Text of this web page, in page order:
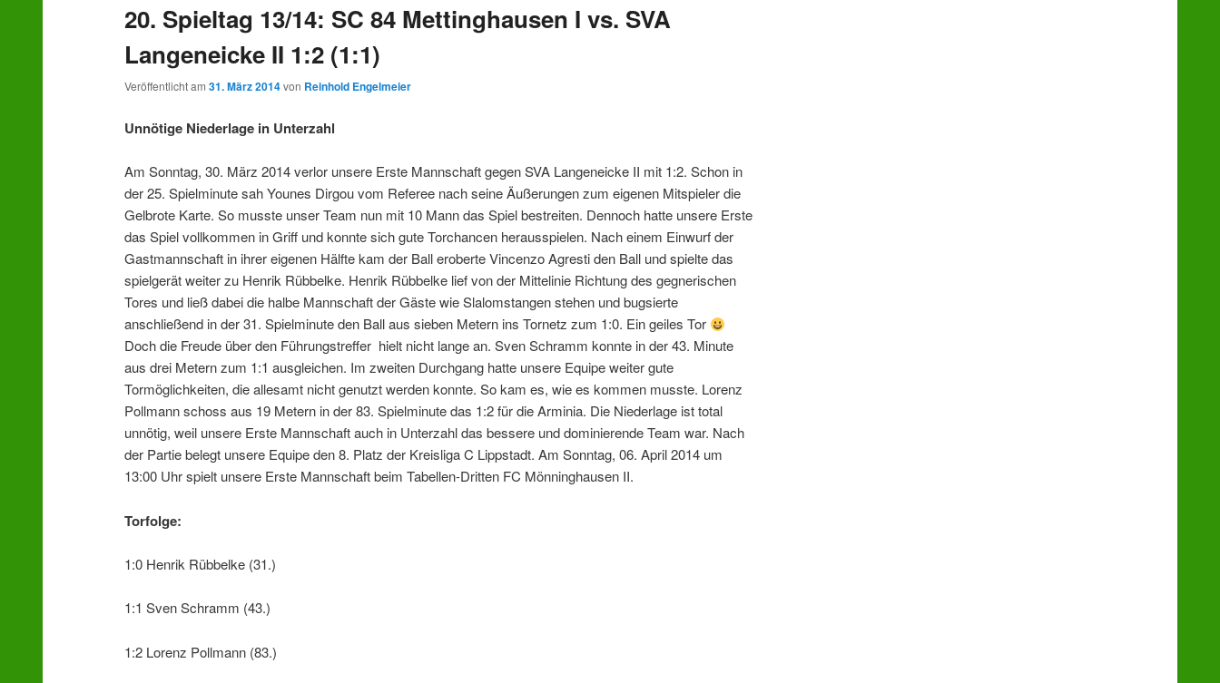
20. Spieltag 13/14: SC 84 Mettinghausen I vs. SVA
Langeneicke II 1:2 (1:1)
Veröffentlicht am31. März 2014von Reinhold Engelmeier
Unnötige Niederlage in Unterzahl
Am Sonntag, 30. März 2014 verlor unsere Erste Mannschaft gegen SVA Langeneicke II mit 1:2. Schon in
der 25. Spielminute sah Younes Dirgou vom Referee nach seine Äußerungen zum eigenen Mitspieler die
Gelbrote Karte. So musste unser Team nun mit 10 Mann das Spiel bestreiten. Dennoch hatte unsere Erste
das Spiel vollkommen in Griff und konnte sich gute Torchancen herausspielen. Nach einem Einwurf der
Gastmannschaft in ihrer eigenen Hälfte kam der Ball eroberte Vincenzo Agresti den Ball und spielte das
spielgerät weiter zu Henrik Rübbelke. Henrik Rübbelke lief von der Mittelinie Richtung des gegnerischen
Tores und ließ dabei die halbe Mannschaft der Gäste wie Slalomstangen stehen und bugsierte
anschließend in der 31. Spielminute den Ball aus sieben Metern ins Tornetz zum 1:0. Ein geiles Tor
Doch die Freude über den Führungstreffer hielt nicht lange an. Sven Schramm konnte in der 43. Minute
aus drei Metern zum 1:1 ausgleichen. Im zweiten Durchgang hatte unsere Equipe weiter gute
Tormöglichkeiten, die allesamt nicht genutzt werden konnte. So kam es, wie es kommen musste. Lorenz
Pollmann schoss aus 19 Metern in der 83. Spielminute das 1:2 für die Arminia. Die Niederlage ist total
unnötig, weil unsere Erste Mannschaft auch in Unterzahl das bessere und dominierende Team war. Nach
der Partie belegt unsere Equipe den 8. Platz der Kreisliga C Lippstadt. Am Sonntag, 06. April 2014 um
13:00 Uhr spielt unsere Erste Mannschaft beim Tabellen-Dritten FC Mönninghausen II.
Torfolge:
1:0 Henrik Rübbelke (31.)
1:1 Sven Schramm (43.)
1:2 Lorenz Pollmann (83.)